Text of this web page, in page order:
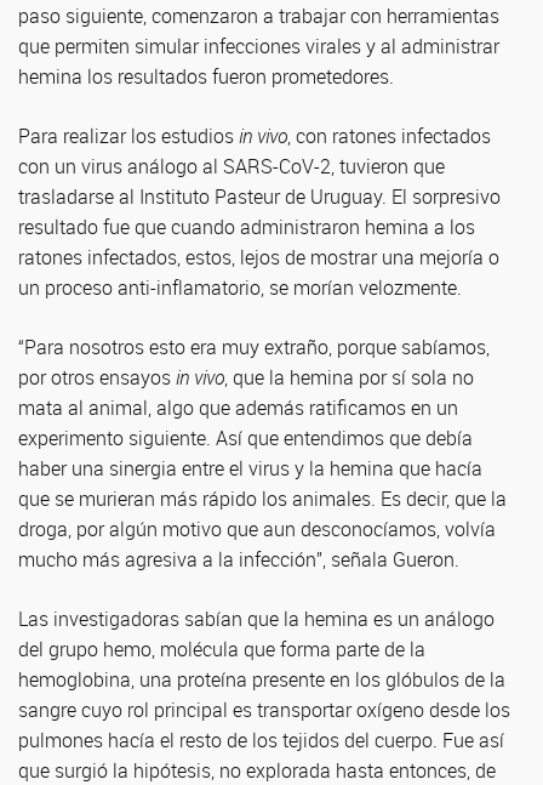
paso siguiente, comenzaron a trabajar con herramientas
que permiten simular infecciones virales y al administrar
hemina los resultados fueron prometedores.
Para realizar los estudiosin vivo, con ratones infectados
con un virus análogo al SARS-CoV-2, tuvieron que
trasladarse al Instituto Pasteur de Uruguay. El sorpresivo
resultado fue que cuando administraron hemina a los
ratones infectados, estos, lejos de mostrar una mejoría o
un proceso anti-inflamatorio, se morían velozmente.
“Para nosotros esto era muy extraño, porque sabíamos,
por otros ensayosin vivo, que la hemina por sí sola no
mata al animal, algo que además ratificamos en un
experimento siguiente. Así que entendimos que debía
haber una sinergia entre el virus y la hemina que hacía
que se murieran más rápido los animales. Es decir, que la
droga, por algún motivo que aun desconocíamos, volvía
mucho más agresiva a la infección”, señala Gueron.
Las investigadoras sabían que la hemina es un análogo
del grupo hemo, molécula que forma parte de la
hemoglobina, una proteína presente en los glóbulos de la
sangre cuyo rol principal es transportar oxígeno desde los
pulmones hacía el resto de los tejidos del cuerpo. Fue así
que surgió la hipótesis, no explorada hasta entonces, de